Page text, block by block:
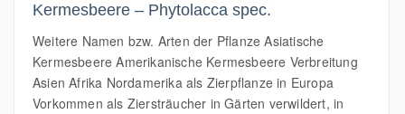
Kermesbeere – Phytolacca spec.
Weitere Namen bzw. Arten der Pflanze Asiatische
Kermesbeere Amerikanische Kermesbeere Verbreitung
Asien Afrika Nordamerika als Zierpflanze in Europa
Vorkommen als Ziersträucher in Gärten verwildert, in